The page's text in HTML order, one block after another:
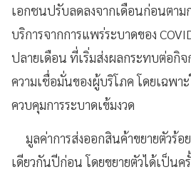
เอกชนปรับลดลงจากเดือนก่อนตาม
บริการจากการแพร่ระบาดของ
ปลายเดือน ที่เริ่มส่งผลกระทบต่อกิจ
ความเชื่อมั่นของผู้บริโภค โดยเฉพา
ควบคุมการระบาดเข้มงวด
มูลค่าการส่งออกสินค้าขยายตัวร้อ
เดียวกันปีก่อน โดยขยายตัวได้เป็นค